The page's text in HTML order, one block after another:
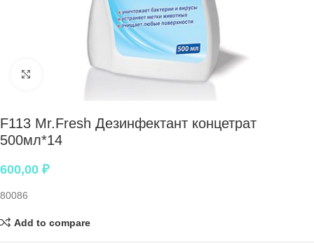
Нажмите, чтобы увеличить
F113 Mr.Fresh Дезинфектант концетрат
500мл*14
600,00 ₽
80086
Add to compare